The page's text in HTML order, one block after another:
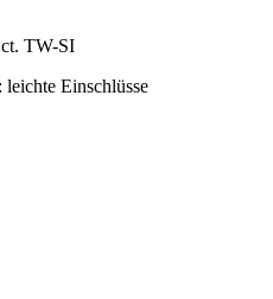
TW-SI
Einschlüsse